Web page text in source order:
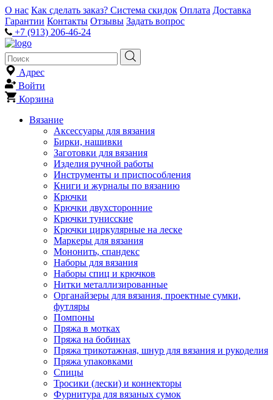
О нас Как сделать заказ? Система скидок Оплата Доставка
Гарантии Контакты Отзывы Задать вопрос
+7 (913) 206-46-24
Адрес
Войти
Корзина
Вязание
Аксессуары для вязания
Бирки, нашивки
Заготовки для вязания
Изделия ручной работы
Инструменты и приспособления
Книги и журналы по вязанию
Крючки
Крючки двухсторонние
Крючки тунисские
Крючки циркулярные на леске
Маркеры для вязания
Мононить, спандекс
Наборы для вязания
Наборы спиц и крючков
Нитки металлизированные
Органайзеры для вязания, проектные сумки,
футляры
Помпоны
Пряжа в мотках
Пряжа на бобинах
Пряжа трикотажная, шнур для вязания и рукоделия
Пряжа упаковками
Спицы
Тросики (лески) и коннекторы
Фурнитура для вязаных сумок